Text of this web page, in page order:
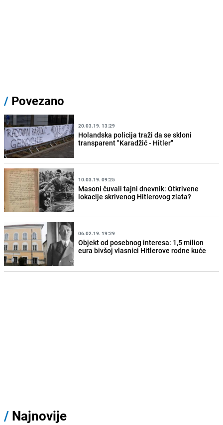
/ Povezano
20.03.19. 13:29
Holandska policija traži da se skloni
transparent "Karadžić - Hitler"
10.03.19. 09:25
Masoni čuvali tajni dnevnik: Otkrivene
lokacije skrivenog Hitlerovog zlata?
06.02.19. 19:29
Objekt od posebnog interesa: 1,5 milion
eura bivšoj vlasnici Hitlerove rodne kuće
/ Najnovije